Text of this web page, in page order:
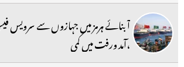
آبنائے ہرمز میں جہازوں سے سرویس
،آمد ورفت میں کمی